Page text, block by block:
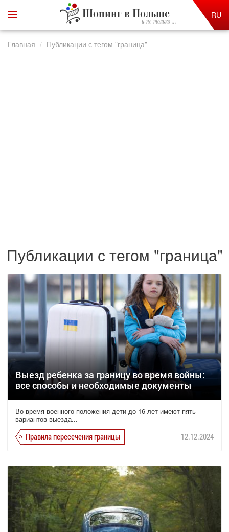
Шопинг в Польше
и не только ...
RU
Главная Публикации с тегом "граница"
Публикации с тегом "граница"
Выезд ребенка за границу во время войны:
все способы и необходимые документы
Во время военного положения дети до 16 лет имеют пять
вариантов выезда...
Правила пересечения границы 12.12.2024